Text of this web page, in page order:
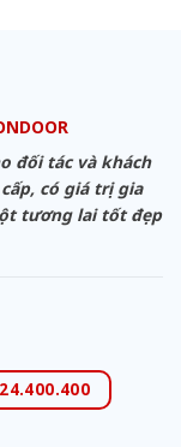
đối tác và khách
có giá trị gia
tương lai tốt đẹp